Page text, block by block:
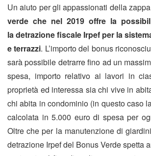
Un aiuto per gli appassionati della
verde che nel 2019 offre la
la detrazione fiscale Irpef per la
e terrazzi. L’importo del bonus
sarà possibile detrarre fino ad un
spesa, importo relativo ai lavori in
proprietà ed interessa sia chi vive in
chi abita in condominio (in questo caso
calcolata in 5.000 euro di spesa per
Oltre che per la manutenzione di
detrazione Irpef del Bonus Verde spetta